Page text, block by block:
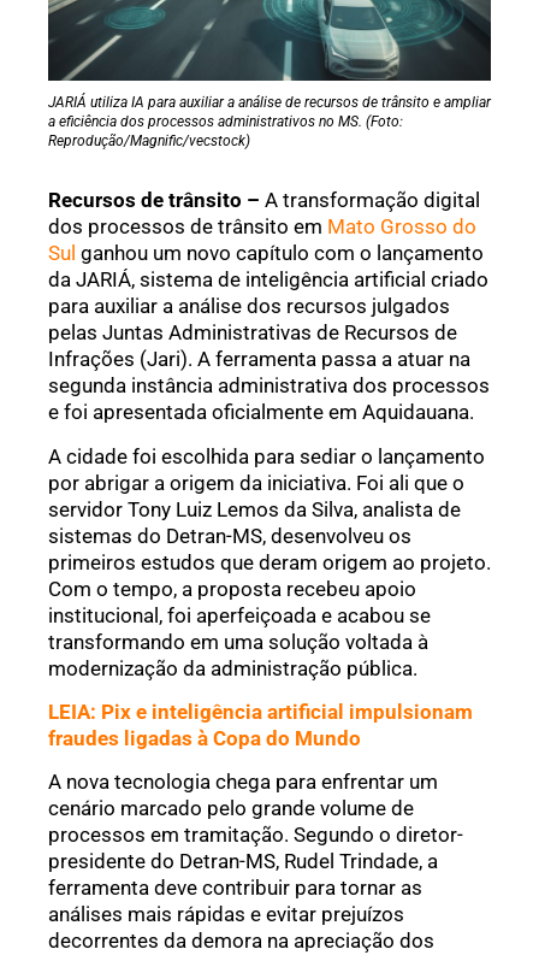
JARIÁ utiliza IA para auxiliar a análise de recursos de trânsito e ampliar
a eficiência dos processos administrativos no MS. (Foto:
Reprodução/Magnific/vecstock)
Recursos de trânsito – A transformação digital
dos processos de trânsito em Mato Grosso do
Sul ganhou um novo capítulo com o lançamento
da JARIÁ, sistema de inteligência artificial criado
para auxiliar a análise dos recursos julgados
pelas Juntas Administrativas de Recursos de
Infrações (Jari). A ferramenta passa a atuar na
segunda instância administrativa dos processos
e foi apresentada oficialmente em Aquidauana.
A cidade foi escolhida para sediar o lançamento
por abrigar a origem da iniciativa. Foi ali que o
servidor Tony Luiz Lemos da Silva, analista de
sistemas do Detran-MS, desenvolveu os
primeiros estudos que deram origem ao projeto.
Com o tempo, a proposta recebeu apoio
institucional, foi aperfeiçoada e acabou se
transformando em uma solução voltada à
modernização da administração pública.
LEIA: Pix e inteligência artificial impulsionam
fraudes ligadas à Copa do Mundo
A nova tecnologia chega para enfrentar um
cenário marcado pelo grande volume de
processos em tramitação. Segundo o diretor-
presidente do Detran-MS, Rudel Trindade, a
ferramenta deve contribuir para tornar as
análises mais rápidas e evitar prejuízos
decorrentes da demora na apreciação dos